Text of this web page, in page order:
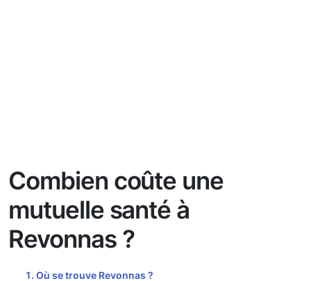
Combien coûte une
mutuelle santé à
Revonnas ?
Où se trouve Revonnas ?